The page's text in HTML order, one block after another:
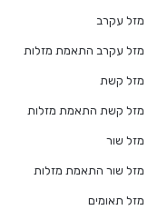
מזל עקרב
מזל עקרב התאמת מזלות
מזל קשת
מזל קשת התאמת מזלות
מזל שור
מזל שור התאמת מזלות
מזל תאומים